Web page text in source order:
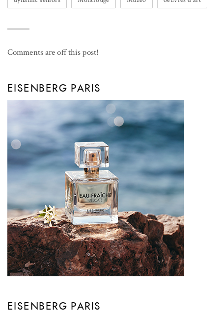
Comments are off this post!
EISENBERG PARIS
EISENBERG PARIS